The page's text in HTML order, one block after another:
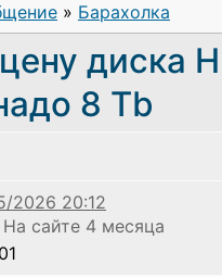
» Барахолка
диска
8 Tb
сайте 4 месяца